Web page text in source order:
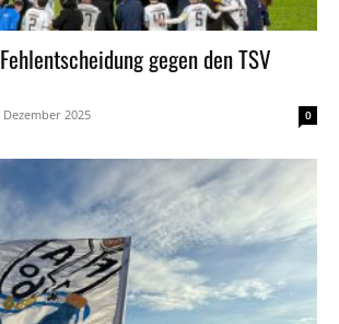
gegen den TSV
Dezember 2025 0